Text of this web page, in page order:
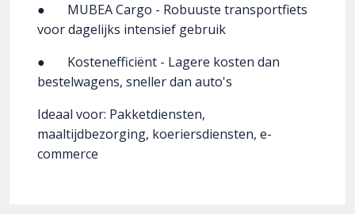
● MUBEA Cargo - Robuuste transportfiets
voor dagelijks intensief gebruik
● Kostenefficiënt - Lagere kosten dan
bestelwagens, sneller dan auto's
Ideaal voor: Pakketdiensten,
maaltijdbezorging, koeriersdiensten, e-
commerce